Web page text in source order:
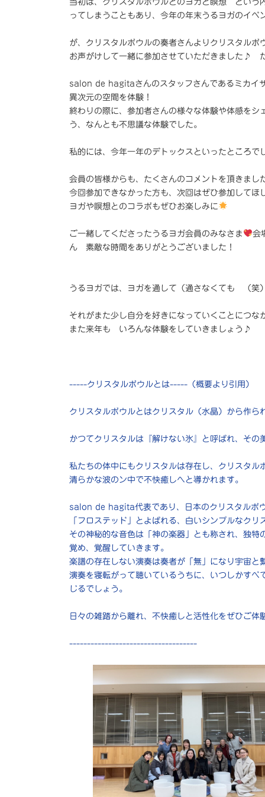
ってしまうこともあり、今年の年末うるヨガのイ
が、クリスタルボウルの奏者さんよりクリスタル
お声がけして一緒に参加させていただきました♪
salon de hagitaさんのスタッフさんであるミカイ
異次元の空間を体験！
終わりの際に、参加者さんの様々な体験や体感を
う、なんとも不思議な体験でした。
私的には、今年一年のデトックスといったところで
会員の皆様からも、たくさんのコメントを頂きまし
今回参加できなかった方も、次回はぜひ参加してほ
ヨガや瞑想とのコラボもぜひお楽しみに
ご一緒してくださったうるヨガ会員のみなさま
会
ん 素敵な時間をありがとうございました！
うるヨガでは、ヨガを通して（通さなくても （笑
それがまた少し自分を好きになっていくことにつな
また来年も いろんな体験をしていきましょう♪
-----クリスタルボウルとは-----（概要より引用）
クリスタルボウルとはクリスタル（水晶）から作ら
かつてクリスタルは『解けない氷』と呼ばれ、そ
私たちの体中にもクリスタルは存在し、クリスタ
清らかな波のン中で不快癒しへと導かれます。
salon de hagita代表であり、日本のクリスタルボ
「フロステッド」とよばれる、白いシンプルなクリ
その神秘的な音色は「神の楽器」とも称され、独
覚め、覚醒していきます。
楽譜の存在しない演奏は奏者が「無」になり宇宙と
演奏を寝転がって聴いているうちに、いつしかす
じるでしょう。
日々の雑踏から離れ、不快癒しと活性化をぜひご体
------------------------------------